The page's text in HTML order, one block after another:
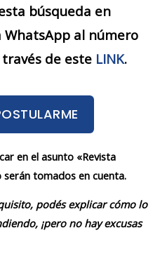
búsqueda en
WhatsApp al número
través de este LINK.
en el asunto «Revista
tomados en cuenta.
podés explicar cómo lo
¡pero no hay excusas